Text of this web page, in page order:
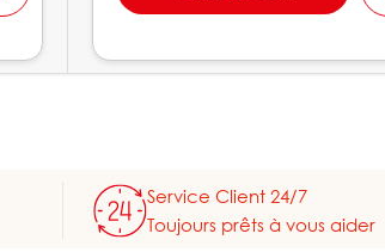
Service Client 24/7
Toujours prêts à vous aider